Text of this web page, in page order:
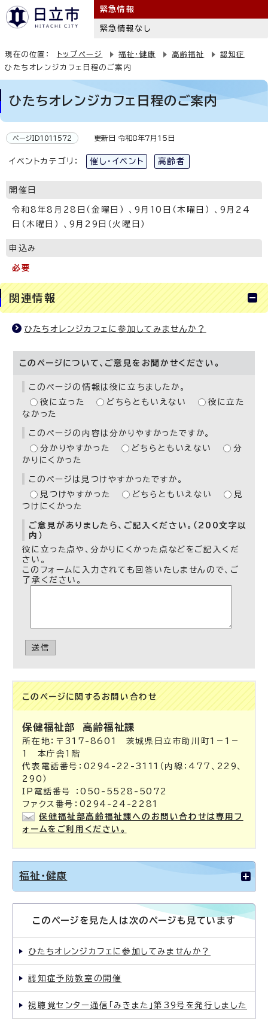
緊急情報
緊急情報なし
現在の位置： トップページ 福祉・健康 高齢福祉
認知症
ひたちオレンジカフェ日程のご案内
ひたちオレンジカフェ日程のご案内
ページID1011572 更新日 令和8年7月15日
イベントカテゴリ： 催し・イベント 高齢者
開催日
令和8年8月28日（金曜日） 、9月10日（木曜日） 、9月24
日（木曜日） 、9月29日（火曜日）
申込み
必要
関連情報
ひたちオレンジカフェに参加してみませんか？
このページについて、ご意見をお聞かせください。
このページの情報は役に立ちましたか。
役に立った
どちらともいえない
役に立た
なかった
このページの内容は分かりやすかったですか。
分かりやすかった
どちらともいえない
分
かりにくかった
このページは見つけやすかったですか。
見つけやすかった
どちらともいえない
見
つけにくかった
ご意見がありましたら、ご記入ください。（200文字以
内）
役に立った点や、分かりにくかった点などをご記入くだ
さい。
このフォームに入力されても回答いたしませんので、ご
了承ください。
送信
このページに関する お問い合わせ
保健福祉部 高齢福祉課
所在地：〒317-8601 茨城県日立市助川町1－1－
1 本庁舎1階
代表電話番号：0294-22-3111（内線：477、229、
290）
IP電話番号 ：050-5528-5072
ファクス番号：0294-24-2281
保健福祉部高齢福祉課へのお問い合わせは専用フ
ォームをご利用ください。
福祉・健康
このページを見た人は次のページも見ています
ひたちオレンジカフェに参加してみませんか？
認知症予防教室の開催
視聴覚センター通信「みきまた」第39号を発行しました